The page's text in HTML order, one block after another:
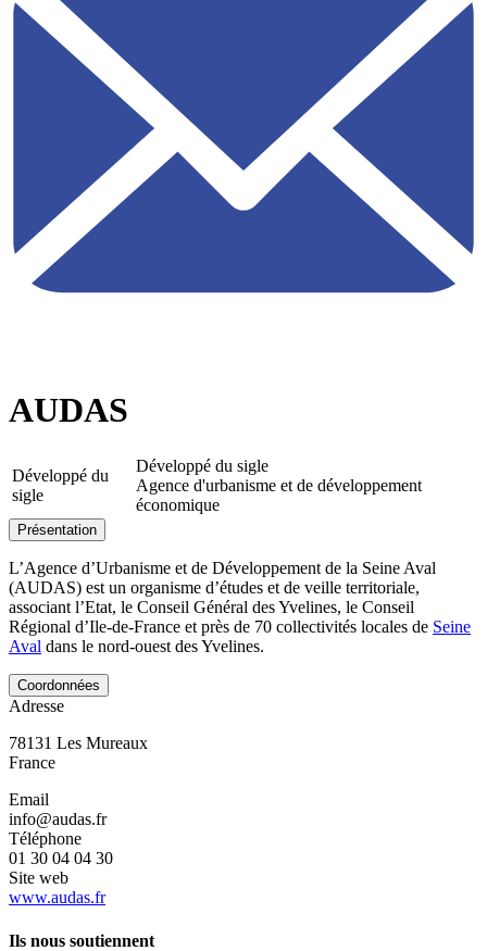
AUDAS
Développé du
sigle
Développé du sigle
Agence d'urbanisme et de développement
économique
Présentation
L’Agence d’Urbanisme et de Développement de la Seine Aval
(AUDAS) est un organisme d’études et de veille territoriale,
associant l’Etat, le Conseil Général des Yvelines, le Conseil
Régional d’Ile-de-France et près de 70 collectivités locales de Seine
Aval dans le nord-ouest des Yvelines.
Coordonnées
Adresse
78131 Les Mureaux
France
Email
info@audas.fr
Téléphone
01 30 04 04 30
Site web
www.audas.fr
Ils nous soutiennent